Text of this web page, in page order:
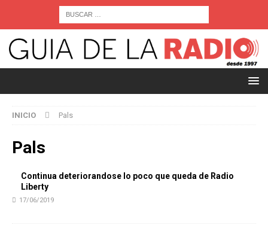
INICIO Pals
Pals
Continua deteriorandose lo poco que queda de Radio
Liberty
17/06/2019